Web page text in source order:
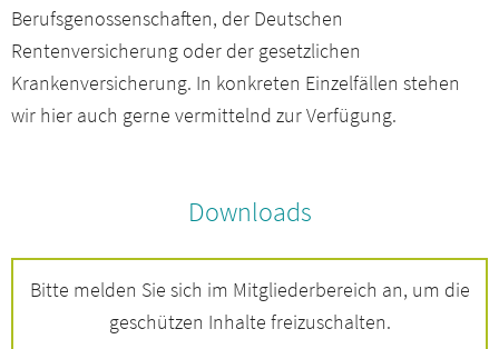
Berufsgenossenschaften, der Deutschen
Rentenversicherung oder der gesetzlichen
Krankenversicherung. In konkreten Einzelfällen stehen
wir hier auch gerne vermittelnd zur Verfügung.
Downloads
Bitte melden Sie sich im Mitgliederbereich an, um die
geschützen Inhalte freizuschalten.